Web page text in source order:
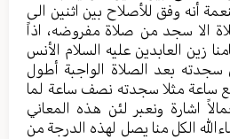
أنه وفق للأصلاح بين اثنين الى
الا سجد من صلاة مفروضه، اذاً
زين العابدين عليه السلام الأنس
بعد الصلاة الواجبة أطول
ساعة مثلا سجدته نصف ساعة لما
اشارة ونعبر لئن هذه المعاني
الكل منا يصل لهذه الدرجة من